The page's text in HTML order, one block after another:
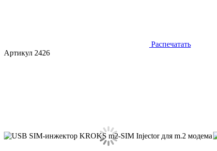
Распечатать
Артикул 2426